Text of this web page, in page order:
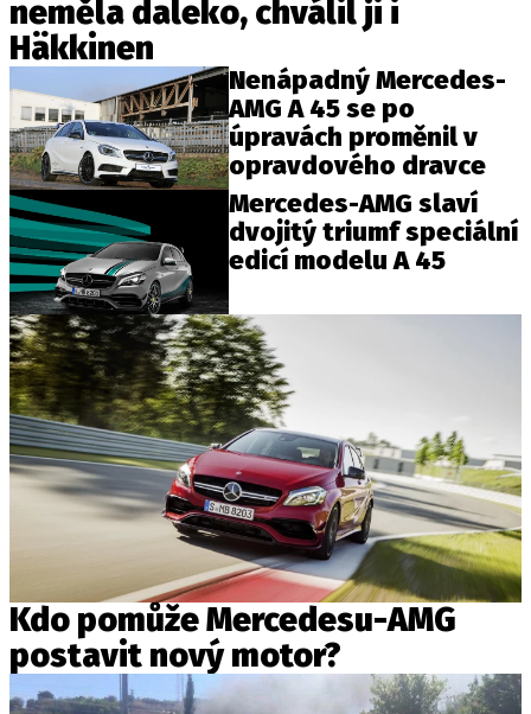
neměla daleko, chválil ji i
Häkkinen
Nenápadný Mercedes-
AMG A 45 se po
úpravách proměnil v
opravdového dravce
Mercedes-AMG slaví
dvojitý triumf speciální
edicí modelu A 45
Kdo pomůže Mercedesu-AMG
postavit nový motor?